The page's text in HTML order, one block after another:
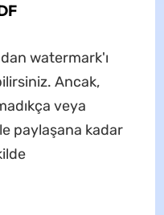
watermark'ı
Ancak,
veya
paylaşana kadar